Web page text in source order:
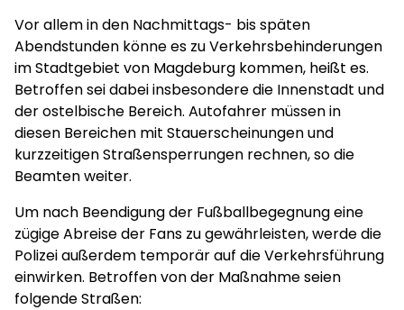
Vor allem in den Nachmittags- bis späten
Abendstunden könne es zu Verkehrsbehinderungen
im Stadtgebiet von Magdeburg kommen, heißt es.
Betroffen sei dabei insbesondere die Innenstadt und
der ostelbische Bereich. Autofahrer müssen in
diesen Bereichen mit Stauerscheinungen und
kurzzeitigen Straßensperrungen rechnen, so die
Beamten weiter.
Um nach Beendigung der Fußballbegegnung eine
zügige Abreise der Fans zu gewährleisten, werde die
Polizei außerdem temporär auf die Verkehrsführung
einwirken. Betroffen von der Maßnahme seien
folgende Straßen: